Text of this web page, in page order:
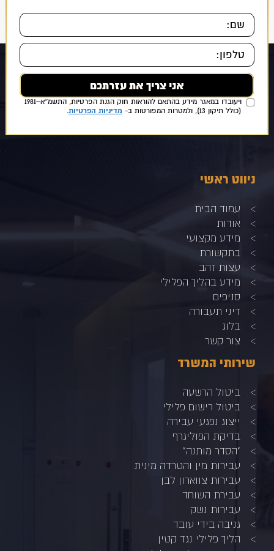
אני מאשר/ת כי ידוע לי ומוסכם עלי כי הפרטים שמסרתי ייאספו, יוחזקו
ויעובדו במאגר מידע בהתאם להוראות חוק הגנת הפרטיות, התשמ״א–1981
(כולל תיקון 13), ולמטרות המפורטות ב-
מדיניות הפרטיות.
ניווט ראשי
עמוד הבית
אודות
מידע מקצועי
בתקשורת
עצות זהב
מידע בהליך הפלילי
סניפים
דיני תעבורה
בלוג
צור קשר
שירותי המשרד
ביטול הרשעה
ביטול רישום פלילי
ייצוג נפגעי עבירה
בדיקת הפוליגרף
"הסדר מותנה"
עבירות מין והטרדה מינית
עבירות צווארון לבן
עבירת השוחד
עבירות נשק
גניבה בידי עובד
הליך פלילי נגד קטין